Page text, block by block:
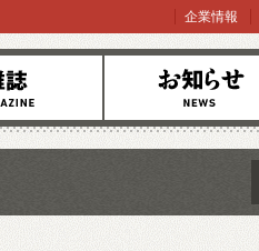
お知らせ
企業情報